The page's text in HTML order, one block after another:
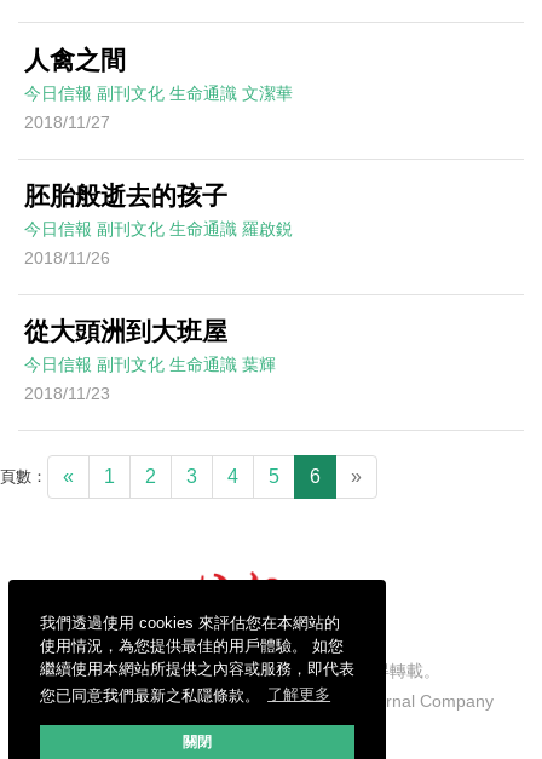
我們透過使用 cookies 來評估您在本網站的
使用情況，為您提供最佳的用戶體驗。 如您
繼續使用本網站所提供之內容或服務，即代表
您已同意我們最新之私隱條款。
了解更多
關閉
人禽之間
今日信報 副刊文化 生命通識 文潔華
2018/11/27
胚胎般逝去的孩子
今日信報 副刊文化 生命通識 羅啟鋭
2018/11/26
從大頭洲到大班屋
今日信報 副刊文化 生命通識 葉輝
2018/11/23
頁數： « 1 2 3 4 5 6 »
信報財經新聞有限公司版權所有，不得轉載。
Copyright © 2026 Hong Kong Economic Journal Company
Limited. All rights reserved.